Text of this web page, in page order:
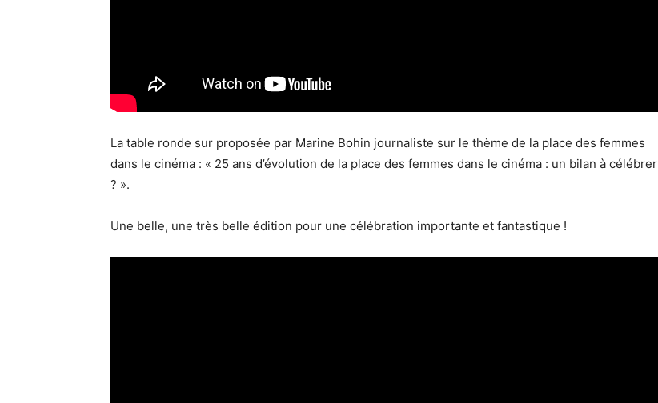
La table ronde sur proposée par Marine Bohin journaliste sur le thème de la place des femmes
dans le cinéma : « 25 ans d’évolution de la place des femmes dans le cinéma : un bilan à célébrer
? ».
Une belle, une très belle édition pour une célébration importante et fantastique !